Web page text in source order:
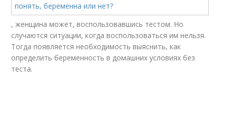
, женщина может, воспользовавшись тестом. Но
случаются ситуации, когда воспользоваться им нельзя.
Тогда появляется необходимость выяснить, как
определить беременность в домашних условиях без
теста.